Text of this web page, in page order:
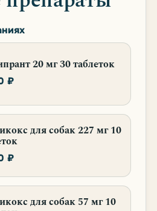
20 мг 30 таблеток
₽
для собак 227 мг 10
₽
для собак 57 мг 10